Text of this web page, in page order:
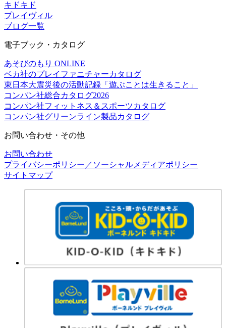
キドキド
プレイヴィル
ブログ一覧
電子ブック・カタログ
あそびのもり ONLINE
ベカ社のプレイファニチャーカタログ
東日本大震災後の活動記録「遊ぶことは生きること」
コンパン社総合カタログ2026
コンパン社フィットネス＆スポーツカタログ
コンパン社グリーンライン製品カタログ
お問い合わせ・その他
お問い合わせ
プライバシーポリシー／ソーシャルメディアポリシー
サイトマップ